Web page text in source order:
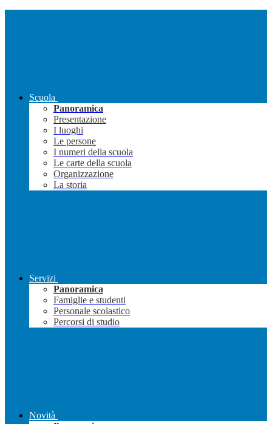
Scuola
Panoramica
Presentazione
I luoghi
Le persone
I numeri della scuola
Le carte della scuola
Organizzazione
La storia
Servizi
Panoramica
Famiglie e studenti
Personale scolastico
Percorsi di studio
Novità